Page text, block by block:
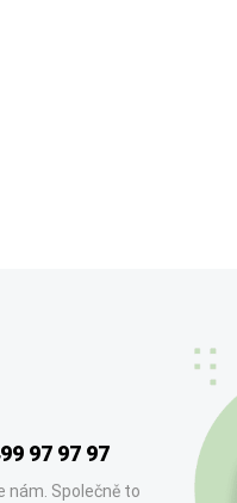
97 97 97
nám. Společně to